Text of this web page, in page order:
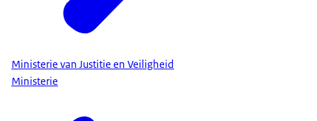
Ministerie van Justitie en Veiligheid
Ministerie